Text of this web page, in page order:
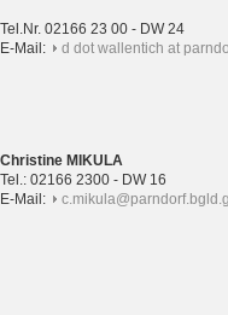
Tel.Nr. 02166 23 00 - DW 24
E-Mail:
d dot wallentich at
Christine MIKULA
Tel.: 02166 2300 - DW 16
E-Mail: